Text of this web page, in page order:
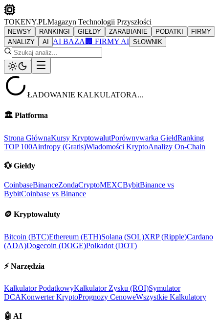
TOKENY.PLMagazyn Technologii Przyszłości
NEWSY RANKINGI GIEŁDY ZARABIANIE PODATKI
FIRMY
ANALIZY
AI AI BAZA 🏢 FIRMY AI SŁOWNIK
ŁADOWANIE KALKULATORA...
🏛️ Platforma
Strona GłównaKursy KryptowalutPorównywarka GiełdRanking
TOP 100Airdropy (Gratis)Wiadomości KryptoAnalizy On-Chain
💱 Giełdy
CoinbaseBinanceZondaCryptoMEXCBybitBinance vs
BybitCoinbase vs Binance
🪙 Kryptowaluty
Bitcoin (BTC)Ethereum (ETH)Solana (SOL)XRP (Ripple)Cardano
(ADA)Dogecoin (DOGE)Polkadot (DOT)
⚡ Narzędzia
Kalkulator PodatkowyKalkulator Zysku (ROI)Symulator
DCAKonwerter KryptoPrognozy CenoweWszystkie Kalkulatory
🤖 AI